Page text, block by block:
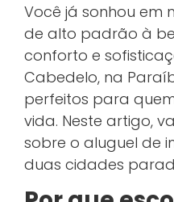
Você já sonhou em
de alto padrão à
conforto e
Cabedelo, na
perfeitos para
vida. Neste artigo,
sobre o aluguel de
duas cidades